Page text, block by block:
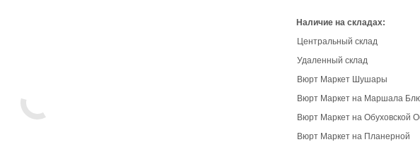
Наличие на складах:
Центральный склад
Удаленный склад
Вюрт Маркет Шушары
Вюрт Маркет на Маршала
Вюрт Маркет на Обуховской
Вюрт Маркет на Планерной